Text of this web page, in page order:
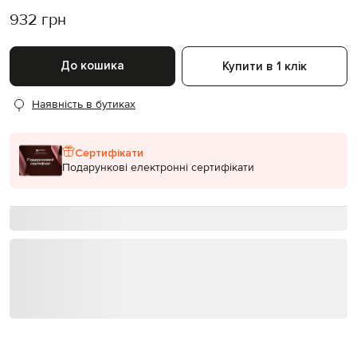
932 грн
До кошика Купити в 1 клік
Наявність в бутиках
Сертифікати
Подарункові електронні сертифікати